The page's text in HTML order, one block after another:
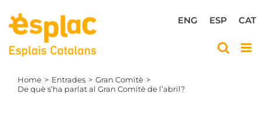
content
CAT
ESP
ENG
Home Entrades
Gran Comitè
De què s’ha parlat al Gran Comitè de l’abril?